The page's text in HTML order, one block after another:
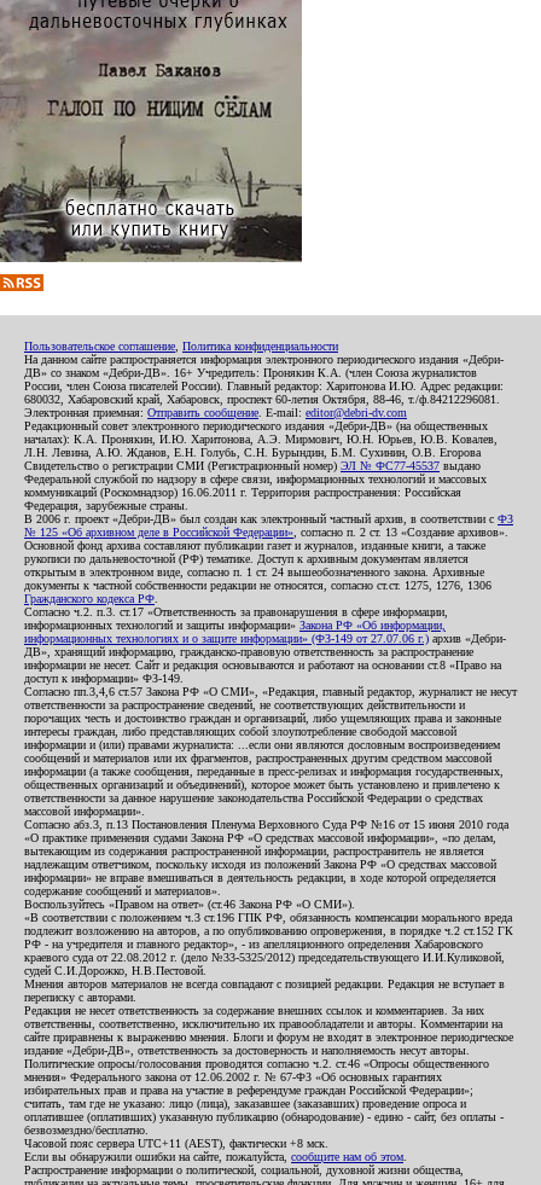
Пользовательское соглашение Политика конфиденциальности
На данном сайте распространяется информация электронного периодического издания «Дебри-
ДВ» со знаком «Дебри-ДВ». 16+ Учредитель: Пронякин К.А. (член Союза журналистов
России, член Союза писателей России). Главный редактор: Харитонова И.Ю. Адрес редакции:
680032, Хабаровский край, Хабаровск, проспект 60-летия Октября, 88-46, т./ф.84212296081.
Электронная приемная: Отправить сообщение . E-mail: editor@debri-dv.com
Редакционный совет электронного периодического издания «Дебри-ДВ» (на общественных
началах): К.А. Пронякин, И.Ю. Харитонова, А.Э. Мирмович, Ю.Н. Юрьев, Ю.В. Ковалев,
Л.Н. Левина, А.Ю. Жданов, Е.Н. Голубь, С.Н. Бурындин, Б.М. Сухинин, О.В. Егорова
Свидетельство о регистрации СМИ (Регистрационный номер) ЭЛ № ФС77-45537 выдано
Федеральной службой по надзору в сфере связи, информационных технологий и массовых
коммуникаций (Роскомнадзор) 16.06.2011 г. Территория распространения: Российская
Федерация, зарубежные страны.
В 2006 г. проект «Дебри-ДВ» был создан как электронный частный архив, в соответствии с ФЗ
№ 125 «Об архивном деле в Российской Федерации» , согласно п. 2 ст. 13 «Создание архивов».
Основной фонд архива составляют публикации газет и журналов, изданные книги, а также
рукописи по дальневосточной (РФ) тематике. Доступ к архивным документам является
открытым в электронном виде, согласно п. 1 ст. 24 вышеобозначенного закона. Архивные
документы к частной собственности редакции не относятся, согласно ст.ст. 1275, 1276, 1306
Гражданского кодекса РФ
Согласно ч.2. п.3. ст.17 «Ответственность за правонарушения в сфере информации,
информационных технологий и защиты информации» Закона РФ «Об информации,
информационных технологиях и о защите информации» (ФЗ-149 от 27.07.06 г.) архив «Дебри-
ДВ», хранящий информацию, гражданско-правовую ответственность за распространение
информации не несет. Сайт и редакция основываются и работают на основании ст.8 «Право на
доступ к информации» ФЗ-149.
Согласно пп.3,4,6 ст.57 Закона РФ «О СМИ», «Редакция, главный редактор, журналист не несут
ответственности за распространение сведений, не соответствующих действительности и
порочащих честь и достоинство граждан и организаций, либо ущемляющих права и законные
интересы граждан, либо представляющих собой злоупотребление свободой массовой
информации и (или) правами журналиста: ...если они являются дословным воспроизведением
сообщений и материалов или их фрагментов, распространенных другим средством массовой
информации (а также сообщения, переданные в пресс-релизах и информация государственных,
общественных организаций и объединений), которое может быть установлено и привлечено к
ответственности за данное нарушение законодательства Российской Федерации о средствах
массовой информации».
Согласно абз.3, п.13 Постановления Пленума Верховного Суда РФ №16 от 15 июня 2010 года
«О практике применения судами Закона РФ «О средствах массовой информации», «по делам,
вытекающим из содержания распространенной информации, распространитель не является
надлежащим ответчиком, поскольку исходя из положений Закона РФ «О средствах массовой
информации» не вправе вмешиваться в деятельность редакции, в ходе которой определяется
содержание сообщений и материалов».
Воспользуйтесь «Правом на ответ» (ст.46 Закона РФ «О СМИ»).
«В соответствии с положением ч.3 ст.196 ГПК РФ, обязанность компенсации морального вреда
подлежит возложению на авторов, а по опубликованию опровержения, в порядке ч.2 ст.152 ГК
РФ - на учредителя и главного редактор», - из апелляционного определения Хабаровского
краевого суда от 22.08.2012 г. (дело №33-5325/2012) председательствующего И.И.Куликовой,
судей С.И.Дорожко, Н.В.Пестовой.
Мнения авторов материалов не всегда совпадают с позицией редакции. Редакция не вступает в
переписку с авторами.
Редакция не несет ответственность за содержание внешних ссылок и комментариев. За них
ответственны, соответственно, исключительно их правообладатели и авторы. Комментарии на
сайте приравнены к выражению мнения. Блоги и форум не входят в электронное периодическое
издание «Дебри-ДВ», ответственность за достоверность и наполняемость несут авторы.
Политические опросы/голосования проводятся согласно ч.2. ст.46 «Опросы общественного
мнения» Федерального закона от 12.06.2002 г. № 67-ФЗ «Об основных гарантиях
избирательных прав и права на участие в референдуме граждан Российской Федерации»;
считать, там где не указано: лицо (лица), заказавшее (заказавших) проведение опроса и
оплатившее (оплативших) указанную публикацию (обнародование) - едино - сайт, без оплаты -
безвозмездно/бесплатно.
Часовой пояс сервера UTC+11 (AEST), фактически +8 мск.
Если вы обнаружили ошибки на сайте, пожалуйста, сообщите нам об этом
Распространение информации о политической, социальной, духовной жизни общества,